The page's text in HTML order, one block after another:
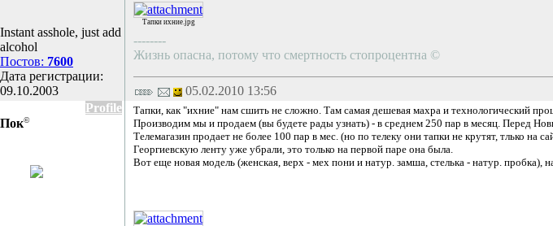
Instant asshole, just add
alcohol
Постов: 7600
Дата регистрации:
09.10.2003
Тапки ихние.jpg
--------
Жизнь опасна, потому что смертность стопроцентна ©
05.02.2010 13:56
Profile
Пок©
Тапки, как "ихние" нам сшить не сложно. Там самая дешевая махра и технологический
Производим мы и продаем (вы будете рады узнать) - в среднем 250 пар в месяц. Перед
Телемагазин продает не более 100 пар в мес. (но по телеку они тапки не крутят, тлько на
Георгиевскую ленту уже убрали, это только на первой паре она была.
Вот еще новая модель (женская, верх - мех пони и натур. замша, стелька - натур. пробка),